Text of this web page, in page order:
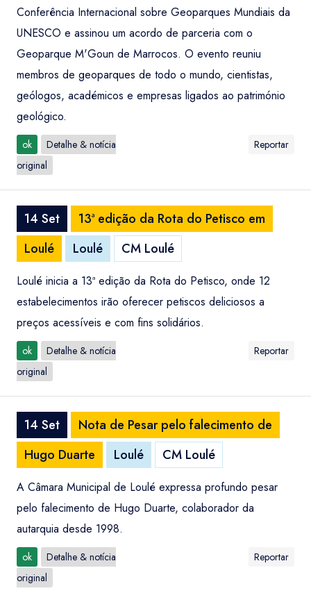
Conferência Internacional sobre Geoparques Mundiais da
UNESCO e assinou um acordo de parceria com o
Geoparque M'Goun de Marrocos. O evento reuniu
membros de geoparques de todo o mundo, cientistas,
geólogos, académicos e empresas ligados ao património
geológico.
ok
Detalhe & notícia
original
Reportar
14 Set
13ª edição da Rota do Petisco em
Loulé
Loulé CM Loulé
Loulé inicia a 13ª edição da Rota do Petisco, onde 12
estabelecimentos irão oferecer petiscos deliciosos a
preços acessíveis e com fins solidários.
ok
Detalhe & notícia
original
Reportar
14 Set
Nota de Pesar pelo falecimento de
Hugo Duarte
Loulé CM Loulé
A Câmara Municipal de Loulé expressa profundo pesar
pelo falecimento de Hugo Duarte, colaborador da
autarquia desde 1998.
ok
Detalhe & notícia
original
Reportar